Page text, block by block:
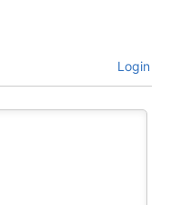
Login